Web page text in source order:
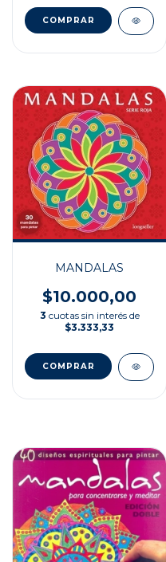
MANDALAS
$10.000,00
3 cuotas sin interés de
$3.333,33